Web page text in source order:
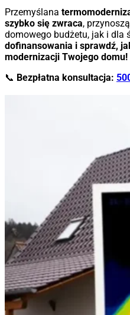
Przemyślana
szybko się zwraca,
domowego budżetu, jak i dla
dofinansowania i sprawdź,
modernizacji Twojego domu!
📞 Bezpłatna konsultacja: